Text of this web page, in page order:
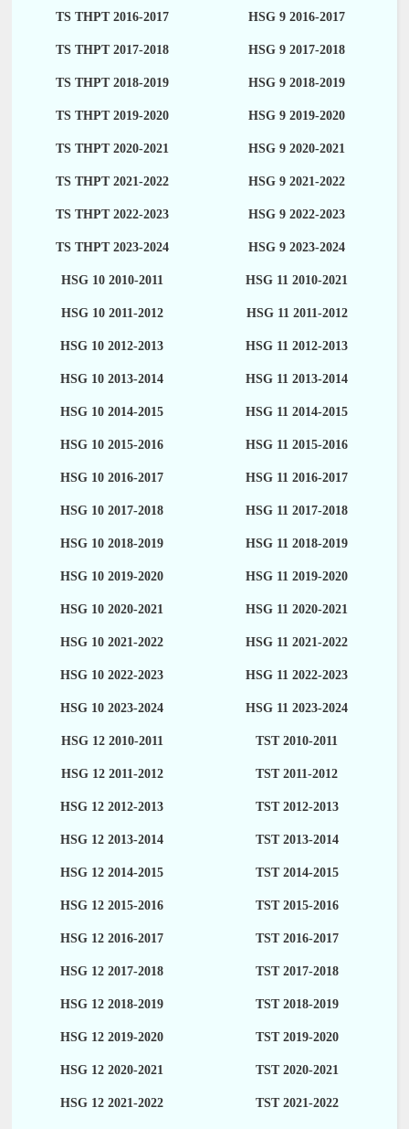
TS THPT 2016-2017 HSG 9 2016-2017
TS THPT 2017-2018 HSG 9 2017-2018
TS THPT 2018-2019 HSG 9 2018-2019
TS THPT 2019-2020 HSG 9 2019-2020
TS THPT 2020-2021 HSG 9 2020-2021
TS THPT 2021-2022 HSG 9 2021-2022
TS THPT 2022-2023 HSG 9 2022-2023
TS THPT 2023-2024 HSG 9 2023-2024
HSG 10 2010-2011 HSG 11 2010-2021
HSG 10 2011-2012 HSG 11 2011-2012
HSG 10 2012-2013 HSG 11 2012-2013
HSG 10 2013-2014 HSG 11 2013-2014
HSG 10 2014-2015 HSG 11 2014-2015
HSG 10 2015-2016 HSG 11 2015-2016
HSG 10 2016-2017 HSG 11 2016-2017
HSG 10 2017-2018 HSG 11 2017-2018
HSG 10 2018-2019 HSG 11 2018-2019
HSG 10 2019-2020 HSG 11 2019-2020
HSG 10 2020-2021 HSG 11 2020-2021
HSG 10 2021-2022 HSG 11 2021-2022
HSG 10 2022-2023 HSG 11 2022-2023
HSG 10 2023-2024 HSG 11 2023-2024
HSG 12 2010-2011 TST 2010-2011
HSG 12 2011-2012 TST 2011-2012
HSG 12 2012-2013 TST 2012-2013
HSG 12 2013-2014 TST 2013-2014
HSG 12 2014-2015 TST 2014-2015
HSG 12 2015-2016 TST 2015-2016
HSG 12 2016-2017 TST 2016-2017
HSG 12 2017-2018 TST 2017-2018
HSG 12 2018-2019 TST 2018-2019
HSG 12 2019-2020 TST 2019-2020
HSG 12 2020-2021 TST 2020-2021
HSG 12 2021-2022 TST 2021-2022